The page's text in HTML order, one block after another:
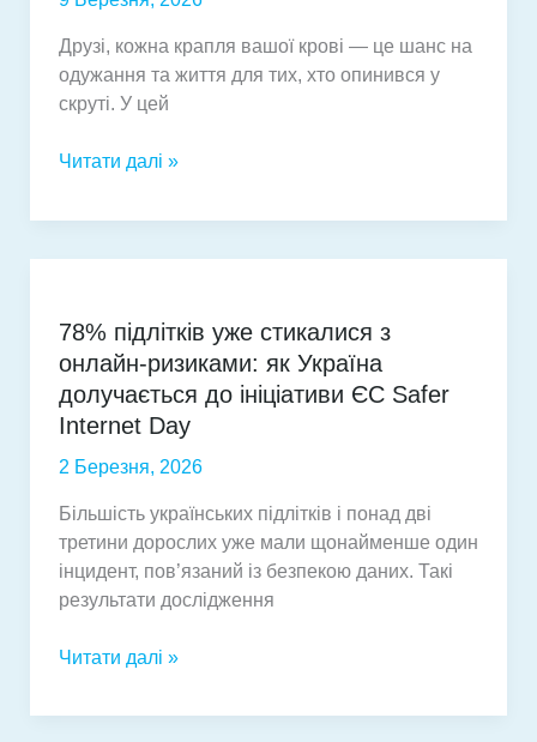
сучасного
центру
реабілітації.
Друзі, кожна крапля вашої крові — це шанс на
одужання та життя для тих, хто опинився у
скруті. У цей
ПОДІЛИСЯ
—
Читати далі »
78% підлітків уже стикалися з
онлайн-ризиками: як Україна
долучається до ініціативи ЄС Safer
Internet Day
2 Березня, 2026
Більшість українських підлітків і понад дві
третини дорослих уже мали щонайменше один
інцидент, пов’язаний із безпекою даних. Такі
результати дослідження
78%
уже
Читати далі »